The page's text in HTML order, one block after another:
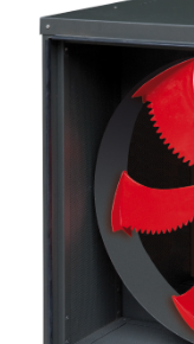
Lighting
Equipment
Complete
material for